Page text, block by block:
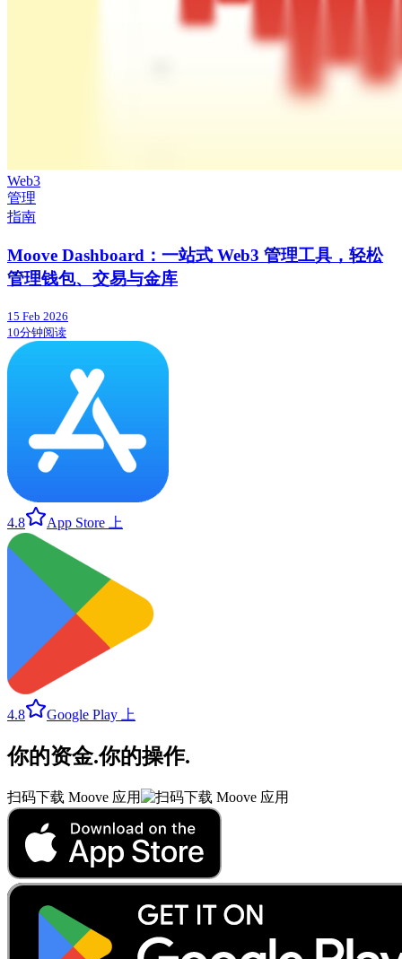
Web3
管理
指南
Moove Dashboard：一站式 Web3 管理工具，轻松
管理钱包、交易与金库
15 Feb 2026
10分钟阅读
4.8 App Store 上
4.8 Google Play 上
你的资金.你的操作.
扫码下载 Moove 应用